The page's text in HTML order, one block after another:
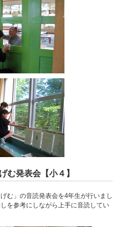
発表会【小４】
む」の音読発表会を4年生が行いまし
を参考にしながら上手に音読してい